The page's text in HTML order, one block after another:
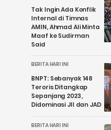
Tak Ingin Ada Konflik
Internal di Timnas
AMIN, Ahmad Ali Minta
Maaf ke Sudirman
Said
BERITA HARI INI
BNPT: Sebanyak 148
Teroris Ditangkap
Sepanjang 2023,
Didominasi JII dan JAD
BERITA HARI INI